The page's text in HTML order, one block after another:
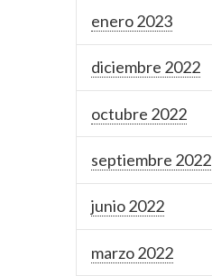
enero 2023
diciembre 2022
octubre 2022
septiembre 2022
junio 2022
marzo 2022